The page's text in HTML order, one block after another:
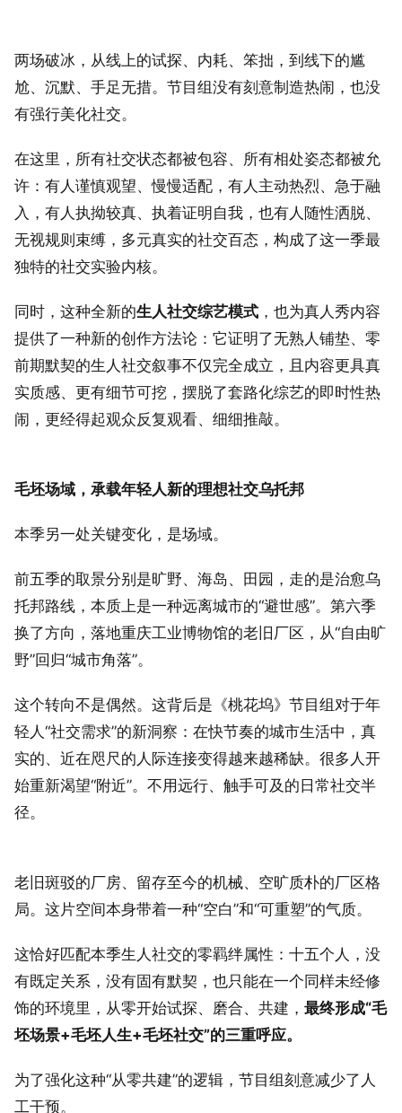
两场破冰，从线上的试探、内耗、笨拙，到线下的尴
尬、沉默、手足无措。节目组没有刻意制造热闹，也没
有强行美化社交。
在这里，所有社交状态都被包容、所有相处姿态都被允
许：有人谨慎观望、慢慢适配，有人主动热烈、急于融
入，有人执拗较真、执着证明自我，也有人随性洒脱、
无视规则束缚，多元真实的社交百态，构成了这一季最
独特的社交实验内核。
同时，这种全新的生人社交综艺模式 ，也为真人秀内容
提供了一种新的创作方法论：它证明了无熟人铺垫、零
前期默契的生人社交叙事不仅完全成立，且内容更具真
实质感、更有细节可挖，摆脱了套路化综艺的即时性热
闹，更经得起观众反复观看、细细推敲。
毛坯场域，承载年轻人新的理想社交乌托邦
本季另一处关键变化，是场域。
前五季的取景分别是旷野、海岛、田园，走的是治愈乌
托邦路线，本质上是一种远离城市的“避世感”。第六季
换了方向，落地重庆工业博物馆的老旧厂区，从“自由旷
野”回归“城市角落”。
这个转向不是偶然。这背后是《桃花坞》节目组对于年
轻人“社交需求”的新洞察：在快节奏的城市生活中，真
实的、近在咫尺的人际连接变得越来越稀缺。很多人开
始重新渴望“附近”。不用远行、触手可及的日常社交半
径。
老旧斑驳的厂房、留存至今的机械、空旷质朴的厂区格
局。这片空间本身带着一种“空白”和“可重塑”的气质。
这恰好匹配本季生人社交的零羁绊属性：十五个人，没
有既定关系，没有固有默契，也只能在一个同样未经修
饰的环境里，从零开始试探、磨合、共建， 最终形成“毛
坯场景+毛坯人生+毛坯社交”的三重呼应。
为了强化这种“从零共建”的逻辑，节目组刻意减少了人
工干预。